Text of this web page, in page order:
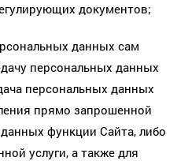
документов;
данных сам
персональных данных
персональных данных
прямо запрошенной
функции Сайта, либо
услуги, а также для